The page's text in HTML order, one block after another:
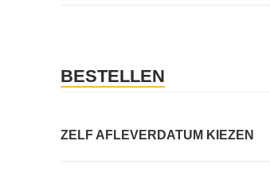
BESTELLEN
ZELF AFLEVERDATUM KIEZEN